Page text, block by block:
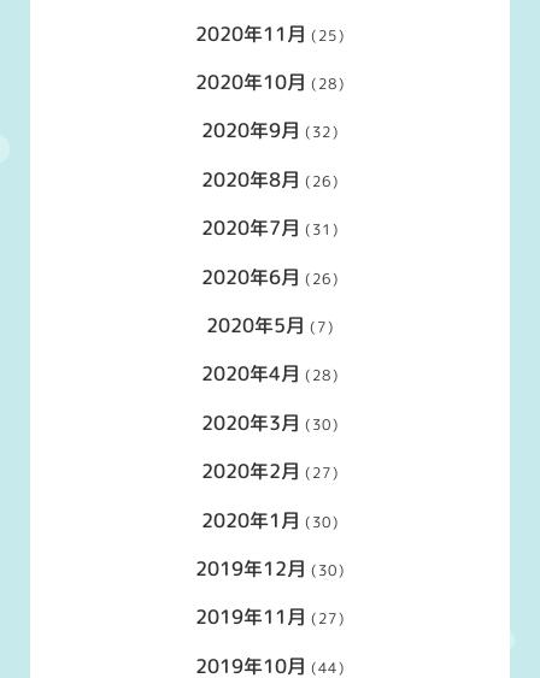
2020年11月 (25)
2020年10月 (28)
2020年9月 (32)
2020年8月 (26)
2020年7月 (31)
2020年6月 (26)
2020年5月 (7)
2020年4月 (28)
2020年3月 (30)
2020年2月 (27)
2020年1月 (30)
2019年12月 (30)
2019年11月 (27)
2019年10月 (44)